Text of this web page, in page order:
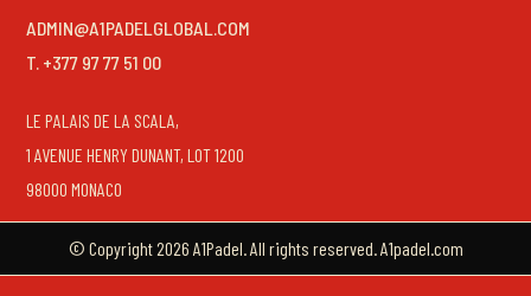
ADMIN@A1PADELGLOBAL.COM
T. +377 97 77 51 00
LE PALAIS DE LA SCALA,
1 AVENUE HENRY DUNANT, LOT 1200
98000 MONACO
© Copyright 2026 A1Padel. All rights reserved. A1padel.com